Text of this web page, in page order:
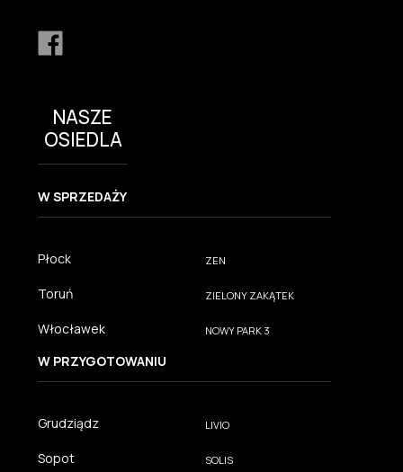
NASZE
OSIEDLA
W SPRZEDAŻY
Płock ZEN
Toruń ZIELONY ZAKĄTEK
Włocławek NOWY PARK 3
W PRZYGOTOWANIU
Grudziądz LIVIO
Sopot SOLIS